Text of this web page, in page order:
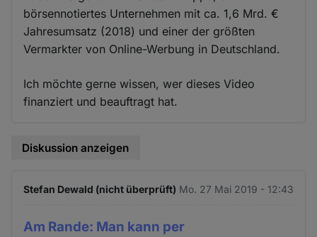
börsennotiertes Unternehmen mit ca. 1,6 Mrd. €
Jahresumsatz (2018) und einer der größten
Vermarkter von Online-Werbung in Deutschland.
Ich möchte gerne wissen, wer dieses Video
finanziert und beauftragt hat.
Diskussion anzeigen
Stefan Dewald (nicht überprüft) Mo. 27 Mai 2019 - 12:43
Am Rande: Man kann per